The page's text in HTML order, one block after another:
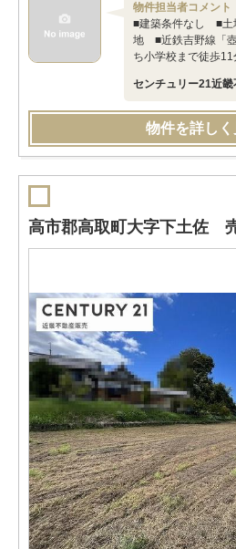
物件担当者コメント
■建築条件なし ■土
地 ■近鉄吉野線「
ち小学校まで徒歩11
センチュリー21近
物件を詳しく
高市郡高取町大字下土佐